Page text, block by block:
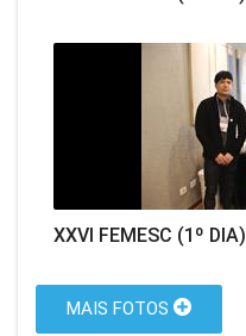
XXVI FEMESC (1º DIA)
MAIS FOTOS